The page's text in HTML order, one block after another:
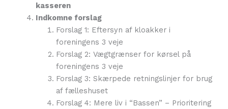
kasseren
Indkomne forslag
Forslag 1: Eftersyn af kloakker i
foreningens 3 veje
Forslag 2: Vægtgrænser for kørsel på
foreningens 3 veje
Forslag 3: Skærpede retningslinjer for brug
af fælleshuset
Forslag 4: Mere liv i “Bassen” – Prioritering